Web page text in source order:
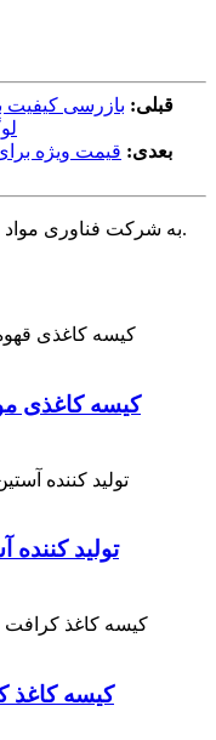
قبلی: بازرسی کیفیت
بعدی: قیمت ویژه
به شرکت فناوری مواد بسته‌بندی شنژن چوانگ شین خوش آمدید.
کیسه کاغذی
تولید کننده
کیسه کاغذ